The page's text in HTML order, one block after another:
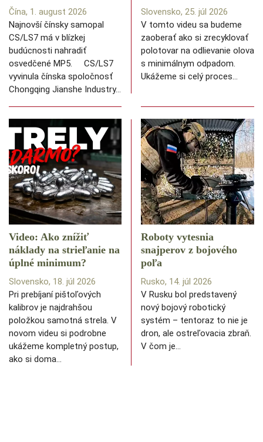
Čína, 1. august 2026
Najnovší čínsky samopal
CS/LS7 má v blízkej
budúcnosti nahradiť
osvedčené MP5. CS/LS7
vyvinula čínska spoločnosť
Chongqing Jianshe Industry…
Slovensko, 25. júl 2026
V tomto videu sa budeme
zaoberať ako si zrecyklovať
polotovar na odlievanie olova
s minimálnym odpadom.
Ukážeme si celý proces…
Video: Ako znížiť
náklady na strieľanie na
úplné minimum?
Slovensko, 18. júl 2026
Pri prebíjaní pištoľových
kalibrov je najdrahšou
položkou samotná strela. V
novom videu si podrobne
ukážeme kompletný postup,
ako si doma…
Roboty vytesnia
snajperov z bojového
poľa
Rusko, 14. júl 2026
V Rusku bol predstavený
nový bojový robotický
systém – tentoraz to nie je
dron, ale ostreľovacia zbraň.
V čom je…